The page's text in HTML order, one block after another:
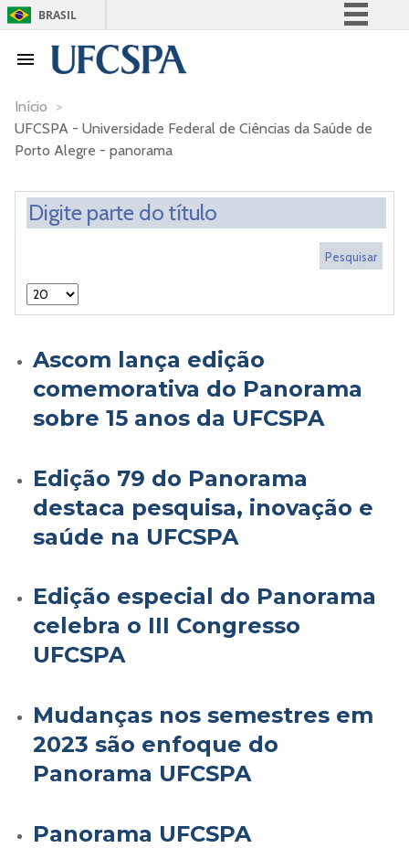
BRASIL
Acesso à informação
Canais
Início >
UFCSPA - Universidade Federal de Ciências da Saúde de
Porto Alegre - panorama
Ascom lança edição
comemorativa do Panorama
sobre 15 anos da UFCSPA
Edição 79 do Panorama
destaca pesquisa, inovação e
saúde na UFCSPA
Edição especial do Panorama
celebra o III Congresso
UFCSPA
Mudanças nos semestres em
2023 são enfoque do
Panorama UFCSPA
Panorama UFCSPA